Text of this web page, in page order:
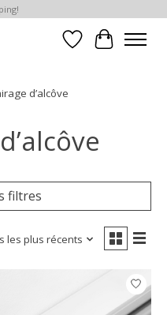
Liste dePanier
d’alcôve
filtres
les plus récents